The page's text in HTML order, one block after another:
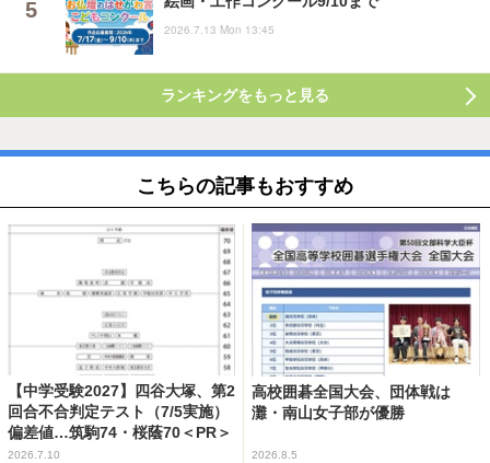
2026.7.13 Mon 13:45
ランキングをもっと見る
こちらの記事もおすすめ
【中学受験2027】四谷大塚、第2
回合不合判定テスト（7/5実施）
偏差値…筑駒74・桜蔭70＜PR＞
2026.7.10
高校囲碁全国大会、団体戦は
灘・南山女子部が優勝
2026.8.5